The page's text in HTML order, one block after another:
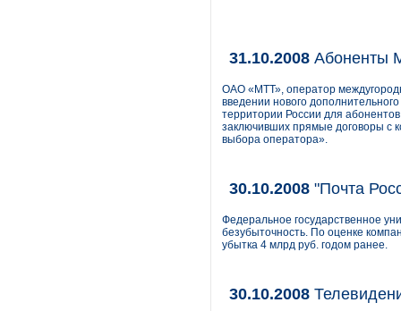
31.10.2008 Абоненты
ОАО «МТТ», оператор
введении нового
территории России для
заключивших прямые договоры с
выбора оператора».
30.10.2008 "Почта
Федеральное государственное
безубыточность. По оценке
убытка 4 млрд руб. годом ранее.
30.10.2008